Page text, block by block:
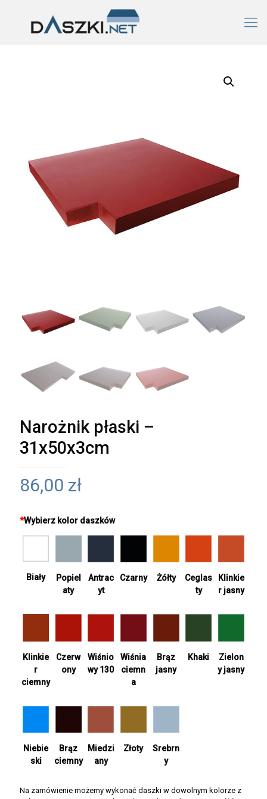
Narożnik płaski –
31x50x3cm
86,00 zł
*Wybierz kolor daszków
Biały
Popiel
aty
Antrac
yt
Czarny Żółty
Ceglas
ty
Klinkie
r jasny
Klinkie
r
ciemny
Czerw
ony
Wiśnio
wy 130
Wiśnia
ciemn
a
Brąz
jasny
Khaki
Zielon
y jasny
Niebie
ski
Brąz
ciemny
Miedzi
any
Złoty
Srebrn
y
Na zamówienie możemy wykonać daszki w dowolnym kolorze z